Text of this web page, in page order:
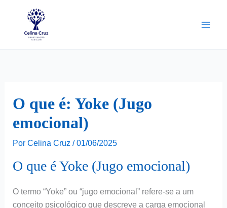
O que é: Yoke (Jugo
emocional)
Por Celina Cruz / 01/06/2025
O que é Yoke (Jugo emocional)
O termo “Yoke” ou “jugo emocional” refere-se a um
conceito psicológico que descreve a carga emocional